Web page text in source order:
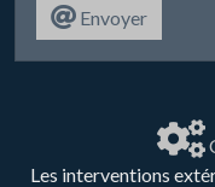
Envoyer
Les interventions